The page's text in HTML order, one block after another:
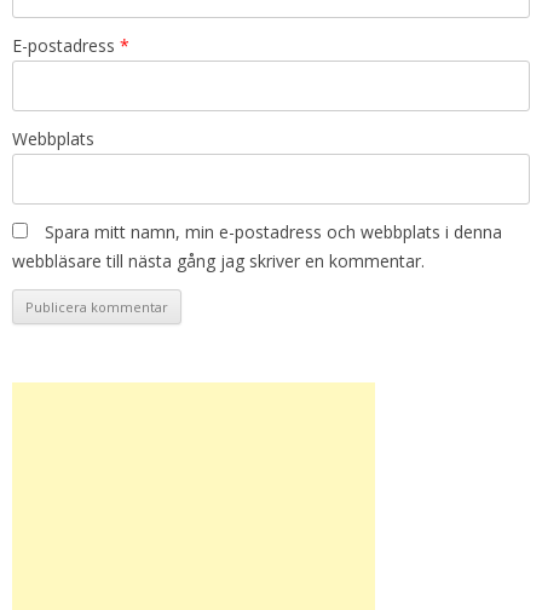
E-postadress *
Webbplats
Spara mitt namn, min e-postadress och webbplats i denna
webbläsare till nästa gång jag skriver en kommentar.